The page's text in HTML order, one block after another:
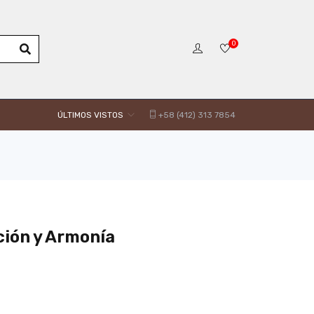
0
+58 (412) 313 7854
ÚLTIMOS VISTOS
y Armonía